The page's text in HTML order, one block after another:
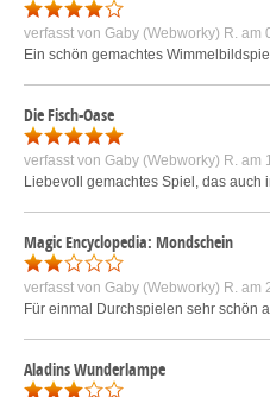
verfasst von Gaby (Webworky) R. am
Ein schön gemachtes
Die Fisch-Oase
verfasst von Gaby (Webworky) R. am
Liebevoll gemachtes Spiel, das
Magic Encyclopedia: Mondschein
verfasst von Gaby (Webworky) R. am
Für einmal Durchspielen sehr schön
Aladins Wunderlampe